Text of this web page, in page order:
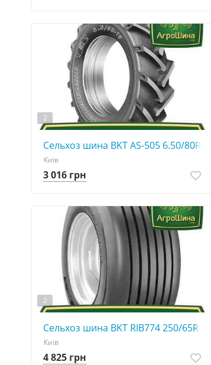
2
Сельхоз шина BKT AS-505 6.50/80R15
Київ
3 016 грн
2
Сельхоз шина BKT RIB774 250/65R14.5
Київ
4 825 грн